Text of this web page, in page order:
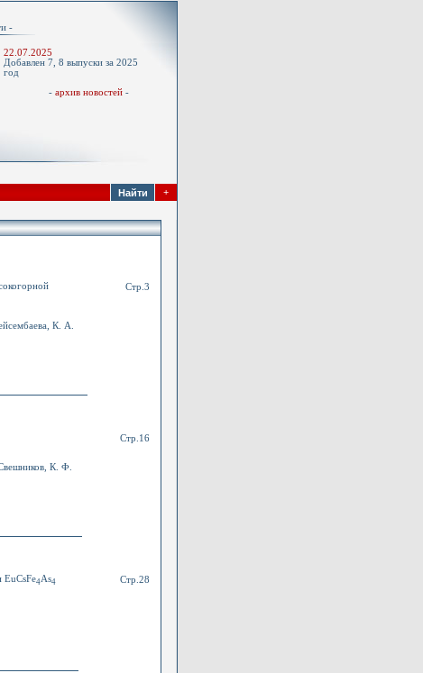
-
22.07.2025
Добавлен 7, 8 выпуски за 2025
год
- архив новостей -
+
К. А.
Стр.3
К. Ф.
Стр.16
EuCsFe4As4 Стр.28